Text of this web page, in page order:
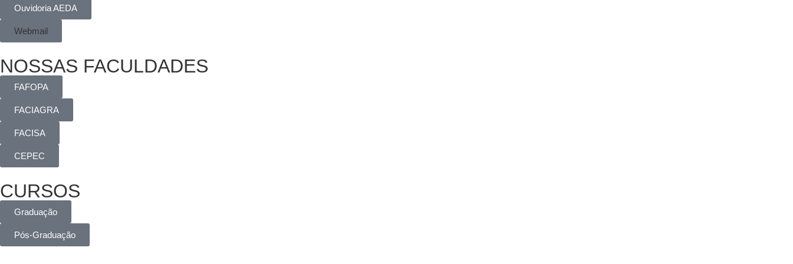
Ouvidoria AEDA
Webmail
NOSSAS FACULDADES
FAFOPA
FACIAGRA
FACISA
CEPEC
CURSOS
Graduação
Pós-Graduação